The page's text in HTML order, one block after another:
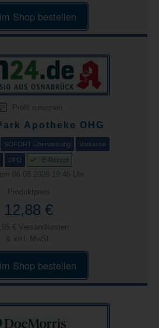
im Shop bestellen
Profil einsehen
Apotheke OHG
SOFORT Überweisung Vorkasse
DPD E-Rezept
06.08.2026 19:46 Uhr
Produktpreis
12,88 €
€ Versandkosten
& inkl. MwSt.
im Shop bestellen